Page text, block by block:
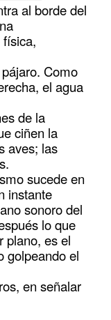
al borde del
Como
el agua
de la
ciñen la
aves; las
sucede en
instante
sonoro del
lo que
plano, es el
golpeando el
en señalar